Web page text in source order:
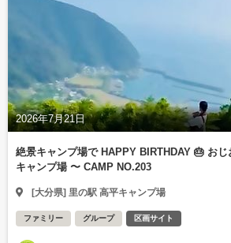
2026年7月21日
絶景キャンプ場で HAPPY BIRTHDAY 🎂 お
キャンプ場 〜 CAMP NO.203
[大分県] 里の駅 高平キャンプ場
ファミリー グループ 区画サイト